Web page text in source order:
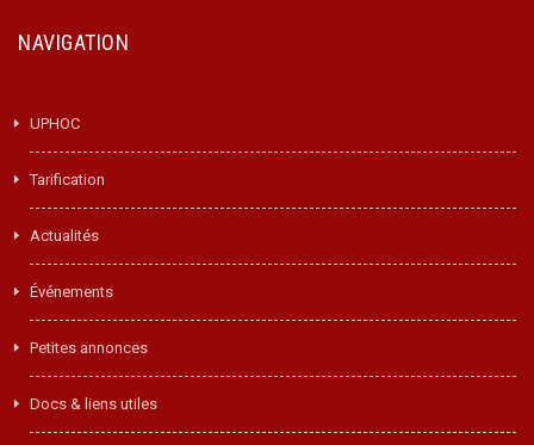
NAVIGATION
UPHOC
Tarification
Actualités
Événements
Petites annonces
Docs & liens utiles